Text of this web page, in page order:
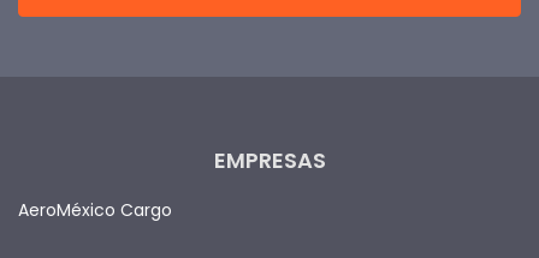
EMPRESAS
AeroMéxico Cargo